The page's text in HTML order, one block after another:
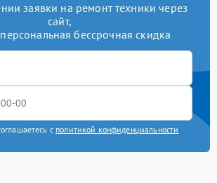
заявки на ремонт техники через
сайт,
бессрочная скидка
с политикой конфиденциальности